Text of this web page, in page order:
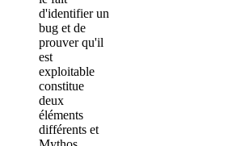
d'identifier un
bug et de
prouver qu'il
est
exploitable
constitue
deux
éléments
différents et